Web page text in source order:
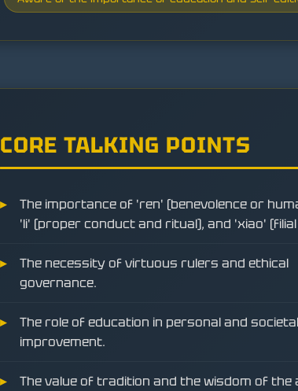
CORE TALKING POINTS
The importance of 'ren' (benevolence or
'li' (proper conduct and ritual), and 'xiao'
The necessity of virtuous rulers and ethical
governance.
The role of education in personal and societal
improvement.
The value of tradition and the wisdom of the